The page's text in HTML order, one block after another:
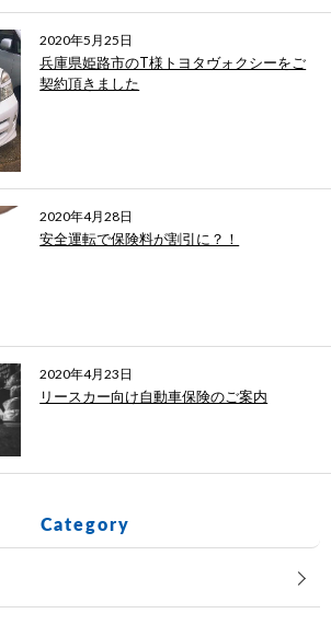
2020年5月25日
兵庫県姫路市のT様トヨタヴォクシーをご
契約頂きました
2020年4月28日
安全運転で保険料が割引に？！
2020年4月23日
リースカー向け自動車保険のご案内
Category